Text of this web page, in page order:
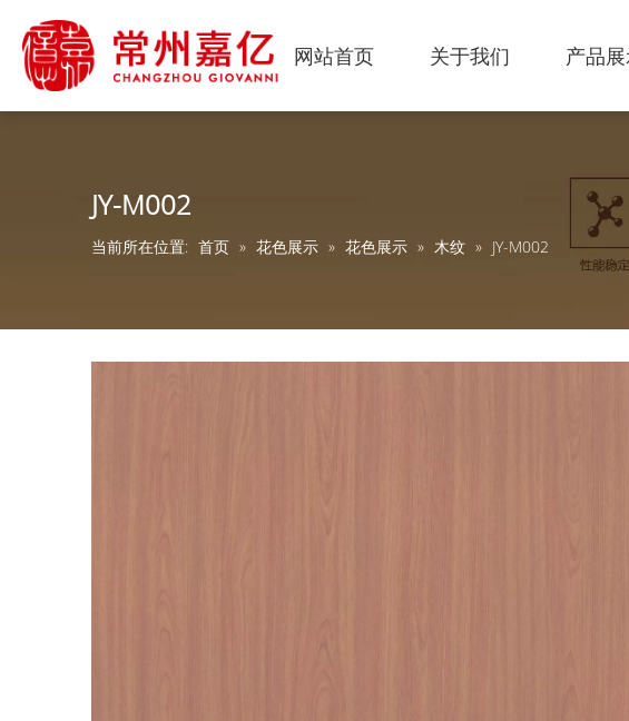
网站首页 关于我们 产品
JY-M002
当前所在位置: 首页 » 花色展示 » 花色展示 » 木纹 » JY-M002